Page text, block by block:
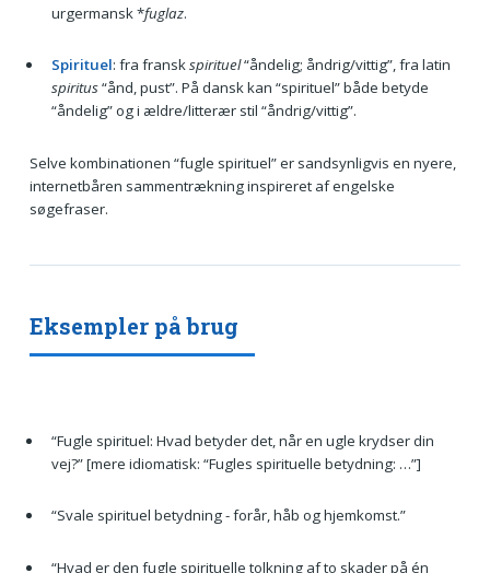
urgermansk *fuglaz.
Spirituel: fra franskspirituel“åndelig; åndrig/vittig”, fra latin
spiritus“ånd, pust”. På dansk kan “spirituel” både betyde
“åndelig” og i ældre/litterær stil “åndrig/vittig”.
Selve kombinationen “fugle spirituel” er sandsynligvis en nyere,
internetbåren sammentrækning inspireret af engelske
søgefraser.
Eksempler på brug
“Fugle spirituel: Hvad betyder det, når en ugle krydser din
vej?” [mere idiomatisk: “Fugles spirituelle betydning: …”]
“Svale spirituel betydning - forår, håb og hjemkomst.”
“Hvad er den fugle spirituelle tolkning af to skader på én